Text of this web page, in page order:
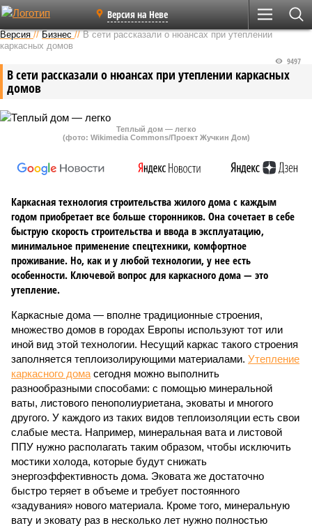
Версия на Неве
Версия //Бизнес //В сети рассказали о нюансах при утеплении
каркасных домов
В сети рассказали о нюансах при утеплении каркасных
домов
9497
Теплый дом — легко
(фото: Wikimedia Commons/Проект Жучкин Дом)
Каркасная технология строительства жилого дома с каждым
годом приобретает все больше сторонников. Она сочетает в себе
быструю скорость строительства и ввода в эксплуатацию,
минимальное применение спецтехники, комфортное
проживание. Но, как и у любой технологии, у нее есть
особенности. Ключевой вопрос для каркасного дома — это
утепление.
Каркасные дома — вполне традиционные строения,
множество домов в городах Европы используют тот или
иной вид этой технологии. Несущий каркас такого строения
заполняется теплоизолирующими материалами. Утепление
каркасного дома сегодня можно выполнить
разнообразными способами: с помощью минеральной
ваты, листового пенополиуриетана, эковаты и многого
другого. У каждого из таких видов теплоизоляции есть свои
слабые места. Например, минеральная вата и листовой
ППУ нужно располагать таким образом, чтобы исключить
мостики холода, которые будут снижать
энергоэффективность дома. Эковата же достаточно
быстро теряет в объеме и требует постоянного
«задувания» нового материала. Кроме того, минеральную
вату и эковату раз в несколько лет нужно полностью